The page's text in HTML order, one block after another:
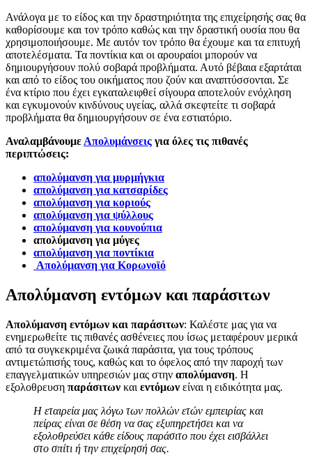
Ανάλογα με το είδος και την δραστηριότητα της επιχείρησής σας θα
καθορίσουμε και τον τρόπο καθώς και την δραστική ουσία που θα
χρησιμοποιήσουμε. Με αυτόν τον τρόπο θα έχουμε και τα επιτυχή
αποτελέσματα. Τα ποντίκια και οι αρουραίοι μπορούν να
δημιουργήσουν πολύ σοβαρά προβλήματα. Αυτό βέβαια εξαρτάται
και από το είδος του οικήματος που ζούν και αναπτύσσονται. Σε
ένα κτίριο που έχει εγκαταλειφθεί σίγουρα αποτελούν ενόχληση
και εγκυμονούν κινδύνους υγείας, αλλά σκεφτείτε τι σοβαρά
προβλήματα θα δημιουργήσουν σε ένα εστιατόριο.
Αναλαμβάνουμε Απολυμάνσεις για όλες τις πιθανές
περιπτώσεις:
απολύμανση για μυρμήγκια
απολύμανση για κατσαρίδες
απολύμανση για κοριούς
απολύμανση για ψύλλους
απολύμανση για κουνούπια
απολύμανση για μύγες
απολύμανση για ποντίκια
Απολύμανση για Κορωνοϊό
Απολύμανση εντόμων και παράσιτων
Απολύμανση εντόμων και παράσιτων: Καλέστε μας για να
ενημερωθείτε τις πιθανές ασθένειες που ίσως μεταφέρουν μερικά
από τα συγκεκριμένα ζωικά παράσιτα, για τους τρόπους
αντιμετώπισής τους, καθώς και το όφελος από την παροχή των
επαγγελματικών υπηρεσιών μας στην απολύμανση. Η
εξολοθρευση παράσιτων και εντόμων είναι η ειδικότητα μας.
Η εταιρεία μας λόγω των πολλών ετών εμπειρίας και
πείρας είναι σε θέση να σας εξυπηρετήσει και να
εξολοθρεύσει κάθε είδους παράσιτο που έχει εισβάλλει
στο σπίτι ή την επιχείρησή σας.